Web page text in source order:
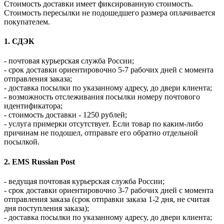
Стоимость доставки имеет фиксированную стоимость.
Стоимость пересылки не подошедшего размера оплачивается
покупателем.
1. СДЭК
- почтовая курьерская служба России;
- срок доставки ориентировочно 5-7 рабочих дней с момента
отправления заказа;
- доставка посылки по указанному адресу, до двери клиента;
- возможность отслеживания посылки номеру почтового
идентификатора;
- стоимость доставки - 1250 рублей;
- услуга примерки отсутствует. Если товар по каким-либо
причинам не подошел, отправьте его обратно отдельной
посылкой.
2. EMS Russian Post
- ведущая почтовая курьерская служба России;
- срок доставки ориентировочно 3-7 рабочих дней с момента
отправления заказа (срок отправки заказа 1-2 дня, не считая
дня поступления заказа);
- доставка посылки по указанному адресу, до двери клиента;